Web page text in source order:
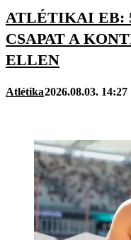
ATLÉTIKAI EB:
CSAPAT A
ELLEN
Atlétika2026.08.03. 14:27